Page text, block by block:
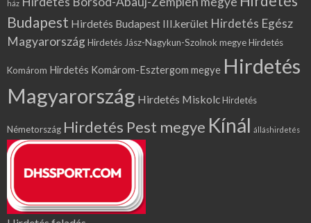
ház
Budapest Hirdetés Budapest III.kerület Hirdetés Egész
MagyarországHirdetés Jász-Nagykun-Szolnok megyeHirdetés
Komárom Hirdetés Komárom-Esztergom megye Hirdetés
Magyarország Hirdetés MiskolcHirdetés
Németország Hirdetés Pest megye Kínál álláshirdetés